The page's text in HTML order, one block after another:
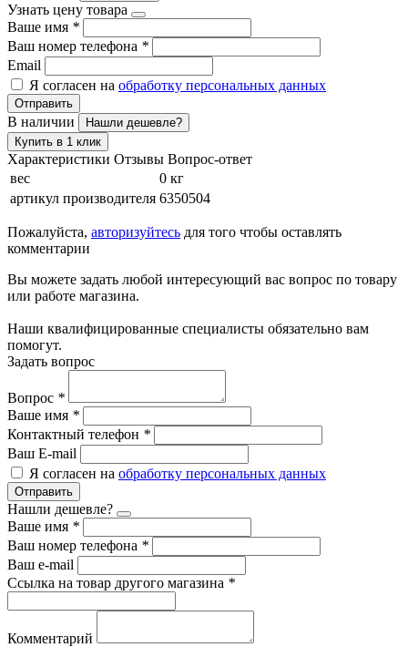
Узнать цену товара
Ваше имя *
Ваш номер телефона *
Email
Я согласен на обработку персональных данных
Отправить
В наличии
Нашли дешевле?
Купить в 1 клик
Характеристики Отзывы Вопрос-ответ
вес
0 кг
артикул производителя 6350504
Пожалуйста, авторизуйтесь для того чтобы оставлять
комментарии
Вы можете задать любой интересующий вас вопрос по товару
или работе магазина.
Наши квалифицированные специалисты обязательно вам
помогут.
Задать вопрос
Вопрос *
Ваше имя *
Контактный телефон *
Ваш E-mail
Я согласен на обработку персональных данных
Отправить
Нашли дешевле?
Ваше имя *
Ваш номер телефона *
Ваш e-mail
Ссылка на товар другого магазина *
Комментарий